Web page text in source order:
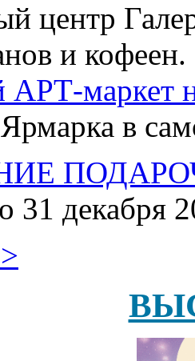
центр
и кофеен.
АРТ-маркет
в
31 декабря